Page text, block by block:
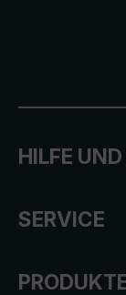
HILFE
SERVICE